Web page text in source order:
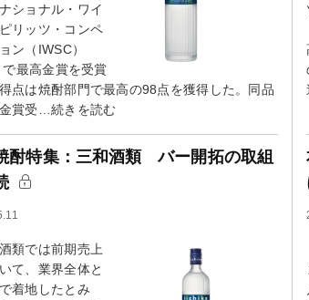
ショナル・ワイ
リッツ・コンペ
ン（IWSC）
最高金賞を受賞
点は焼酎部門で最高の98点を獲得した。同品
賞受…続きを読む
酎特集：三和酒類 バー開拓の取組
類では前期売上
て、業界全体と
着地したとみ